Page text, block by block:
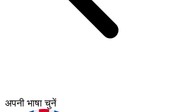
अपनी भाषा चुनें